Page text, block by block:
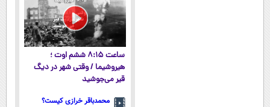
ساعت ۸:۱۵ ششم اوت ؛
هیروشیما / وقتی شهر در دیگ
قیر می‌جوشید
محمدباقر خرازی کیست؟